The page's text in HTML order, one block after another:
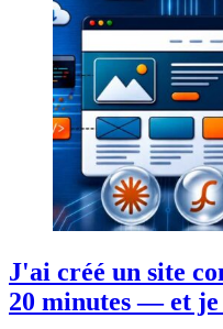
J'ai créé un site
20 minutes — et